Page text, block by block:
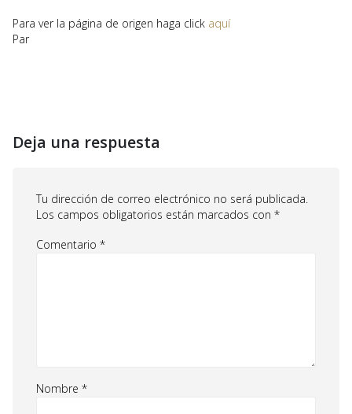
Para ver la página de origen haga click aquí
Par
Deja una respuesta
Tu dirección de correo electrónico no será publicada.
Los campos obligatorios están marcados con *
Comentario *
Nombre *